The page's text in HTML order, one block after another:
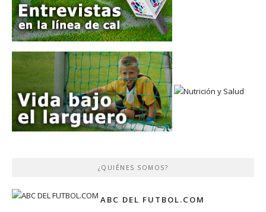
¿QUIÉNES SOMOS?
ABC DEL FUTBOL.COM